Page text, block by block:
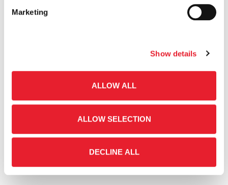
Marketing
Show details
ALLOW ALL
ALLOW SELECTION
DECLINE ALL
DOWNLOAD
Download All